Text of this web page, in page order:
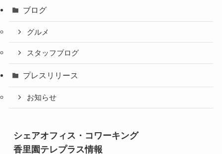
ブログ
グルメ
スタッフブログ
プレスリリース
お知らせ
シェアオフィス・コワーキング
香里園テレプラス情報